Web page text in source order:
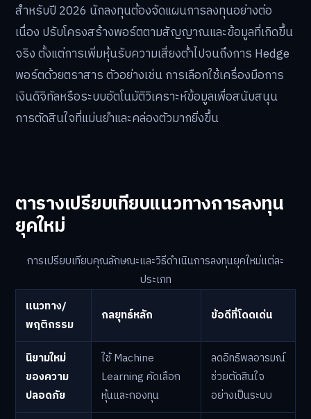
สำหรับปี 2026 นักลงทุนต้องจัดแผนการลงทุนอย่างต่อ
เนื่อง ปรับโครงสร้างพอร์ตตามสัญญาณและข้อมูลที่เกิดขึ้น
จริง ตั้งแต่การเพิ่มหุ้นรับความเสี่ยงต่ำไปจนถึงการ Hedge
พอร์ตด้วยตราสาร ตัวอย่างเช่น การเลือกใช้เครื่องมือการ
เงินดิจิทัลหรือระบบอัตโนมัติวิเคราะห์ข้อมูลเพื่อสนับสนุน
การตัดสินใจที่แม่นยำและคล่องตัวมากยิ่งขึ้น
ตารางเปรียบเทียบแนวทางการลงทุน
ยุคใหม่
การเปรียบเทียบคุณลักษณะและวิธีดำเนินการลงทุนยุคใหม่แต่ละ
ประเภท
แนวทาง/
พฤติกรรม
กลยุทธ์หลัก ข้อดีที่โดดเด่น
นิยามใหม่
ของความ
ปลอดภัย
ใช้ Machine
Learning คัดเลือก
หุ้นและกองทุน
ลดอิทธิพลอารมณ์
ช่วยตัดสินใจ
อย่างเป็นระบบ